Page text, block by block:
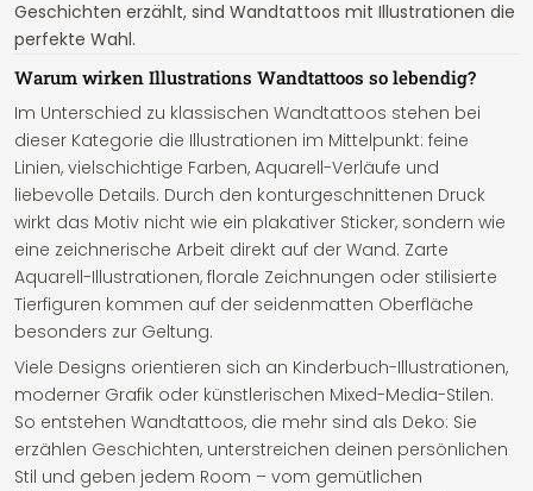
Geschichten erzählt, sind Wandtattoos mit Illustrationen die
perfekte Wahl.
Warum wirken Illustrations Wandtattoos so lebendig?
Im Unterschied zu klassischen Wandtattoos stehen bei
dieser Kategorie die Illustrationen im Mittelpunkt: feine
Linien, vielschichtige Farben, Aquarell-Verläufe und
liebevolle Details. Durch den konturgeschnittenen Druck
wirkt das Motiv nicht wie ein plakativer Sticker, sondern wie
eine zeichnerische Arbeit direkt auf der Wand. Zarte
Aquarell-Illustrationen, florale Zeichnungen oder stilisierte
Tierfiguren kommen auf der seidenmatten Oberfläche
besonders zur Geltung.
Viele Designs orientieren sich an Kinderbuch-Illustrationen,
moderner Grafik oder künstlerischen Mixed-Media-Stilen.
So entstehen Wandtattoos, die mehr sind als Deko: Sie
erzählen Geschichten, unterstreichen deinen persönlichen
Stil und geben jedem Room – vom gemütlichen